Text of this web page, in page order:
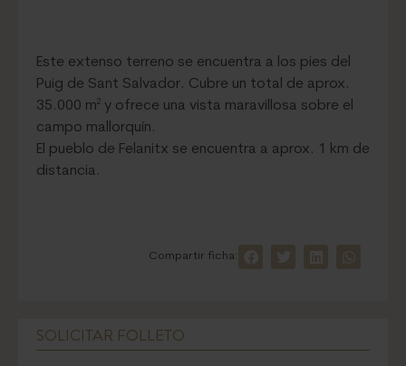
Este extenso terreno se encuentra a los pies del
Puig de Sant Salvador. Cubre un total de aprox.
35.000 m² y ofrece una vista maravillosa sobre el
campo mallorquín.
El pueblo de Felanitx se encuentra a aprox. 1 km de
distancia.
Compartir ficha:
SOLICITAR FOLLETO